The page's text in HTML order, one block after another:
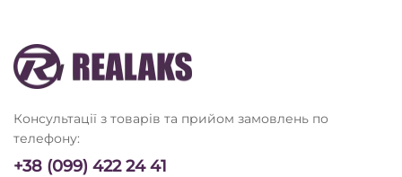
Консультації з товарів та прийом замовлень по
телефону:
+38 (099) 422 24 41